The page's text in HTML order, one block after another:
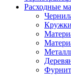
Расходные